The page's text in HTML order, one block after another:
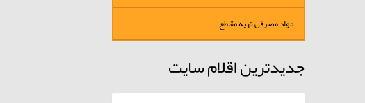
مواد مصرفی تهیه مقاطع
جدیدترین اقلام سایت